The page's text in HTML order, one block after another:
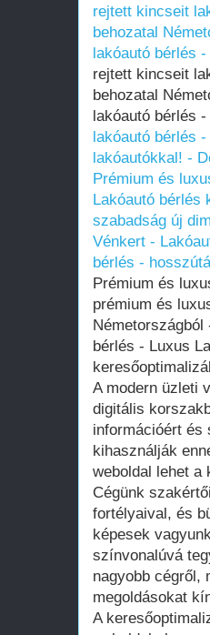
rejtett kincseit
behozatal
lakóautó bérlés
rejtett kincseit
behozatal
lakóautó bérlés
lakóautó bérlés
lakóautókkal! -
Prémium és
Lakóautó bérlés
szabadság új
Vénkert -
bérlés -
Prémium és
prémium és
bérlés - Luxus
A modern üzleti
digitális
információért és
kihasználják
weboldal lehet a
Cégünk
fortélyaival, és
képesek
színvonalúvá
nagyobb cégről,
megoldásokat
A